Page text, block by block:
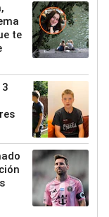
te